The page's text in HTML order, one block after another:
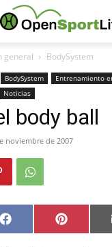
general BodySystem
BodySystem Entrenamiento
Noticias
body ball
noviembre de 2007
Compartir
en
Facebook
en
Pinterest